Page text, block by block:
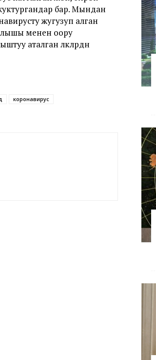
бар. Мындан
жугузуп алган
менен оору
аталган өлкөлөрдөн
коронавирус